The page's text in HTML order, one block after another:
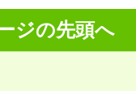
ジの先頭へ